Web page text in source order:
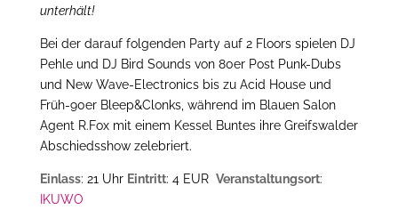
unterhält!
Bei der darauf folgenden Party auf 2 Floors spielen DJ
Pehle und DJ Bird Sounds von 80er Post Punk-Dubs
und New Wave-Electronics bis zu Acid House und
Früh-90er Bleep&Clonks, während im Blauen Salon
Agent R.Fox mit einem Kessel Buntes ihre Greifswalder
Abschiedsshow zelebriert.
Einlass: 21 Uhr Eintritt: 4 EUR Veranstaltungsort:
IKUWO